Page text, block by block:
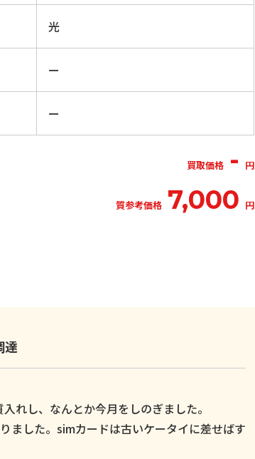
光
ー
ー
買取価格 - 円
質参考価格 7,000 円
達
れし、なんとか今月をしのぎました。
ました。simカードは古いケータイに差せばす